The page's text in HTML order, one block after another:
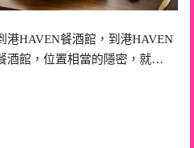
港HAVEN餐酒館，到港HAVEN
酒館，位置相當的隱密，就…